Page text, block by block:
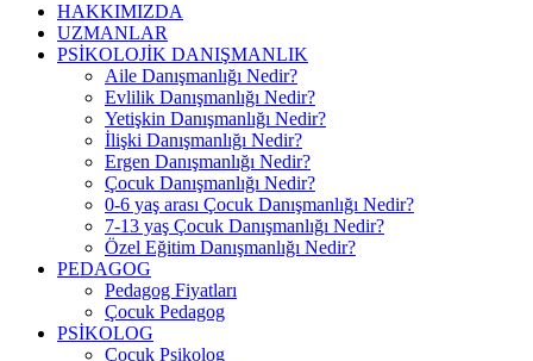
HAKKIMIZDA
UZMANLAR
PSİKOLOJİK DANIŞMANLIK
Aile Danışmanlığı Nedir?
Evlilik Danışmanlığı Nedir?
Yetişkin Danışmanlığı Nedir?
İlişki Danışmanlığı Nedir?
Ergen Danışmanlığı Nedir?
Çocuk Danışmanlığı Nedir?
0-6 yaş arası Çocuk Danışmanlığı Nedir?
7-13 yaş Çocuk Danışmanlığı Nedir?
Özel Eğitim Danışmanlığı Nedir?
PEDAGOG
Pedagog Fiyatları
Çocuk Pedagog
PSİKOLOG
Çocuk Psikolog